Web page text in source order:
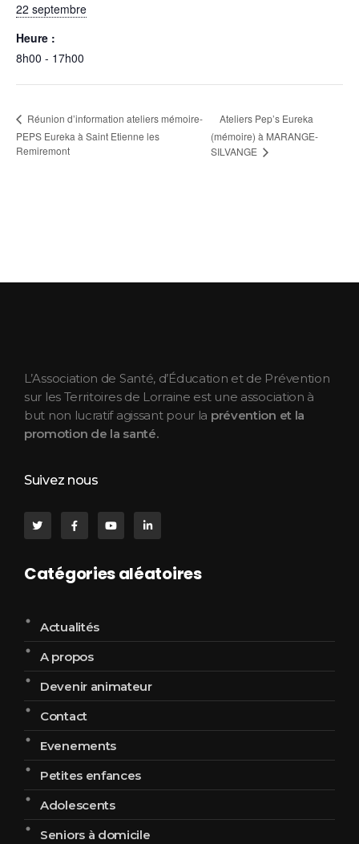
22 septembre
Heure :
8h00 - 17h00
Réunion d’information ateliers mémoire-
PEPS Eureka à Saint Etienne les
Remiremont
Ateliers Pep’s Eureka
(mémoire) à MARANGE-
SILVANGE
L’Association de Santé, d’Éducation et de Prévention
sur les Territoires de Lorraine est une association à
but non lucratif agissant pour la prévention et la
promotion de la santé.
Suivez nous
Catégories aléatoires
Actualités
A propos
Devenir animateur
Contact
Evenements
Petites enfances
Adolescents
Seniors à domicile